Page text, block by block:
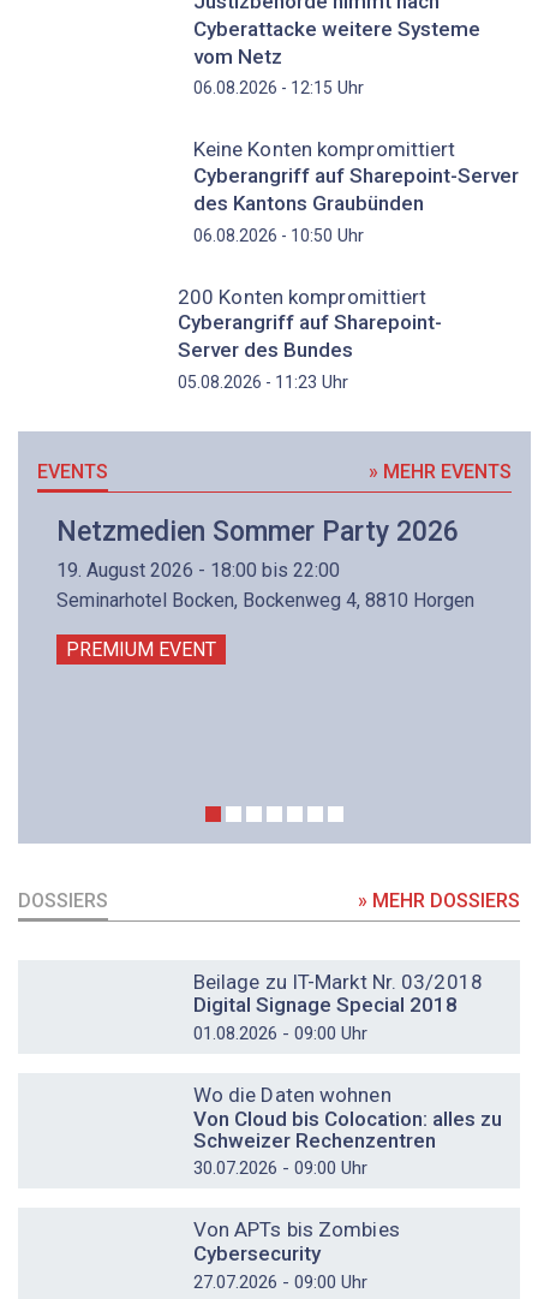
Cyberattacke weitere Systeme
vom Netz
06.08.2026 - 12:15 Uhr
Keine Konten kompromittiert
Cyberangriff auf Sharepoint-Server
des Kantons Graubünden
06.08.2026 - 10:50 Uhr
200 Konten kompromittiert
Cyberangriff auf Sharepoint-
Server des Bundes
05.08.2026 - 11:23 Uhr
EVENTS » MEHR EVENTS
Netzmedien Sommer Party 2026
19. August 2026 - 18:00 bis 22:00
Seminarhotel Bocken, Bockenweg 4, 8810 Horgen
PREMIUM EVENT
DOSSIERS » MEHR DOSSIERS
Beilage zu IT-Markt Nr. 03/2018
Digital Signage Special 2018
01.08.2026 - 09:00 Uhr
Wo die Daten wohnen
Von Cloud bis Colocation: alles zu
Schweizer Rechenzentren
30.07.2026 - 09:00 Uhr
Von APTs bis Zombies
Cybersecurity
27.07.2026 - 09:00 Uhr